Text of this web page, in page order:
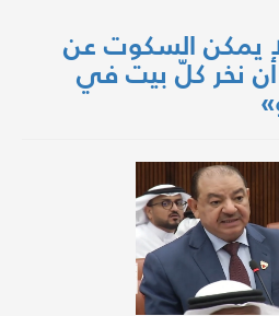
يمكن السكوت عن
نخر كلّ بيت في